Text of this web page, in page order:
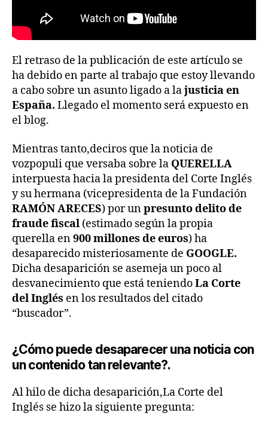
El retraso de la publicación de este artículo se
ha debido en parte al trabajo que estoy llevando
a cabo sobre un asunto ligado a lajusticia en
España. Llegado el momento será expuesto en
el blog.
Mientras tanto,deciros que la noticia de
vozpopuli que versaba sobre la QUERELLA
interpuesta hacia la presidenta del Corte Inglés
y su hermana (vicepresidenta de la Fundación
RAMÓN ARECES) por unpresunto delito de
fraude fiscal (estimado según la propia
querella en900 millones de euros) ha
desaparecido misteriosamente de GOOGLE.
Dicha desaparición se asemeja un poco al
desvanecimiento que está teniendoLa Corte
del Inglés en los resultados del citado
“buscador”.
¿Cómo puede desaparecer una noticia con
un contenido tan relevante?.
Al hilo de dicha desaparición,La Corte del
Inglés se hizo la siguiente pregunta: